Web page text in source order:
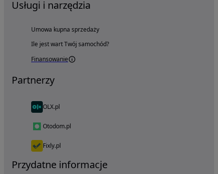
Usługi i narzędzia
Umowa kupna sprzedaży
Ile jest wart Twój samochód?
Finansowanie
Partnerzy
OLX.pl
Otodom.pl
Fixly.pl
Przydatne informacje